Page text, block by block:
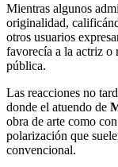
Mientras algunos
originalidad,
otros usuarios
favorecía a la actriz o
pública.
Las reacciones no
donde el atuendo de
obra de arte como
polarización que
convencional.